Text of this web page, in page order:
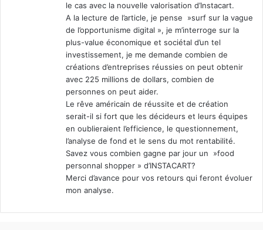
:
le cas avec la nouvelle valorisation d’Instacart.
A la lecture de l’article, je pense »surf sur la vague
de l’opportunisme digital », je m’interroge sur la
plus-value économique et sociétal d’un tel
investissement, je me demande combien de
créations d’entreprises réussies on peut obtenir
avec 225 millions de dollars, combien de
personnes on peut aider.
Le rêve américain de réussite et de création
serait-il si fort que les décideurs et leurs équipes
en oublieraient l’efficience, le questionnement,
l’analyse de fond et le sens du mot rentabilité.
Savez vous combien gagne par jour un »food
personnal shopper » d’INSTACART?
Merci d’avance pour vos retours qui feront évoluer
mon analyse.